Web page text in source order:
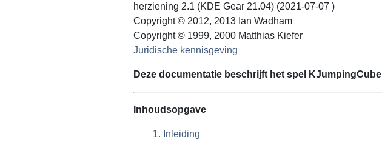
herziening 2.1 (KDE Gear 21.04) (2021-07-07 )
Copyright © 2012, 2013 Ian Wadham
Copyright © 1999, 2000 Matthias Kiefer
Juridische kennisgeving
Deze documentatie beschrijft het spel KJumpingCube
Inhoudsopgave
1. Inleiding